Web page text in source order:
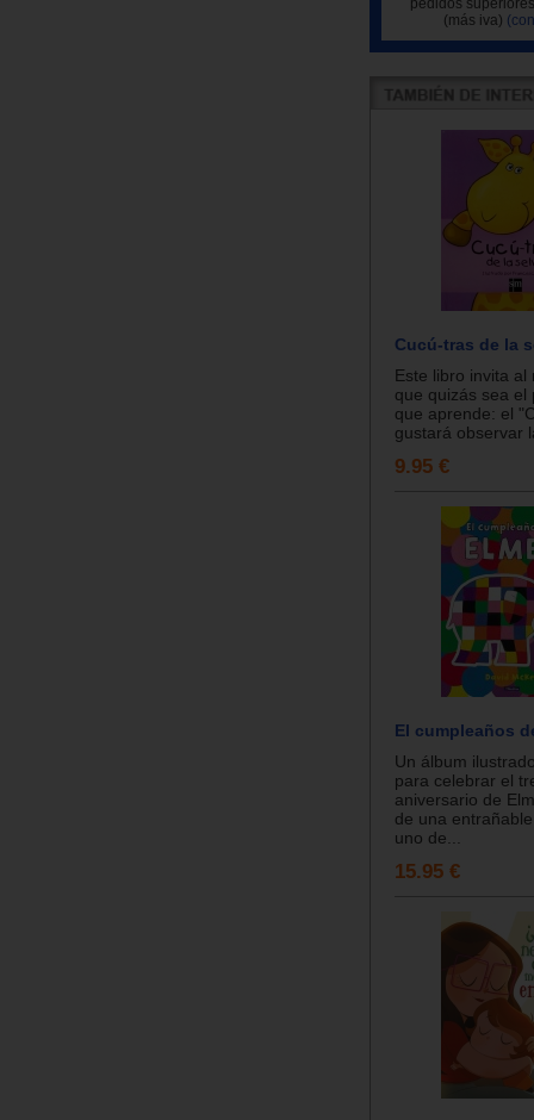
(más iva)
Cucú-tras de la
Este libro invita al
que quizás sea el
que aprende: el
gustará observar
9.95 €
El cumpleaños
Un álbum
para celebrar el
aniversario de
de una
uno de...
15.95 €